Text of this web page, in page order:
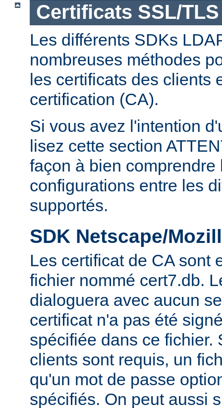
Certificats SSL/TLS
Les différents SDKs
nombreuses méthodes
les certificats des clients
certification (CA).
Si vous avez l'intention
lisez cette section
façon à bien comprendre
configurations entre les
supportés.
SDK Netscape/
Les certificat de CA sont
fichier nommé cert7.db.
dialoguera avec aucun
certificat n'a pas été
spécifiée dans ce fichier.
clients sont requis, un
qu'un mot de passe
spécifiés. On peut aussi